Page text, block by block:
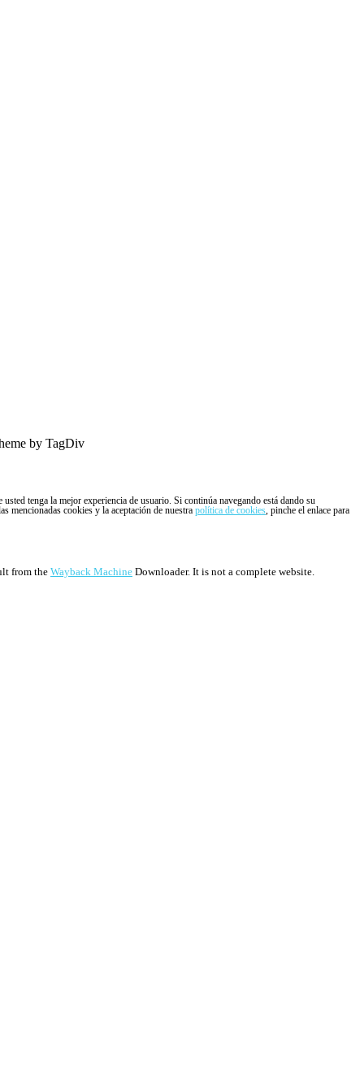
by TagDiv
tenga la mejor experiencia de usuario. Si continúa navegando está dando su
mencionadas cookies y la aceptación de nuestra política de cookies, pinche el enlace para
from the Wayback Machine Downloader. It is not a complete website.